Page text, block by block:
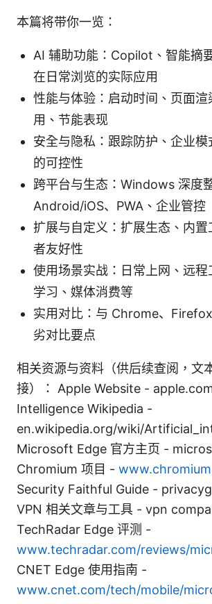
本篇将带你一览：
AI 辅助功能：Copilot、智能摘
在日常浏览的实际应用
性能与体验：启动时间、页面渲
用、节能表现
安全与隐私：跟踪防护、企业模
的可控性
跨平台与生态：Windows 深度
Android/iOS、PWA、企业管控
扩展与自定义：扩展生态、内置
者友好性
使用场景实战：日常上网、远程
学习、媒体消费等
实用对比：与 Chrome、
劣对比要点
相关资源与资料（供后续查阅，文
接）： Apple Website -
Intelligence Wikipedia -
en.wikipedia.org/wiki/
Microsoft Edge 官方主页 -
Chromium 项目 -
Security Faithful Guide -
VPN 相关文章与工具 - vpn
TechRadar Edge 评测 -
www.techradar.com/reviews/
CNET Edge 使用指南 -
www.cnet.com/tech/mobile/